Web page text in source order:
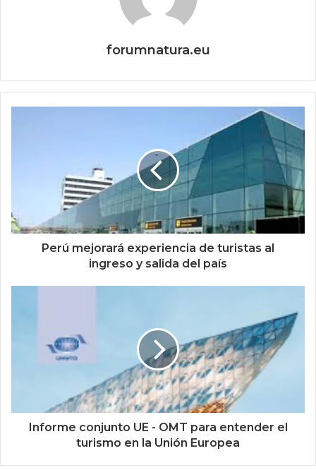
forumnatura.eu
Perú mejorará experiencia de turistas al
ingreso y salida del país
Informe conjunto UE - OMT para entender el
turismo en la Unión Europea